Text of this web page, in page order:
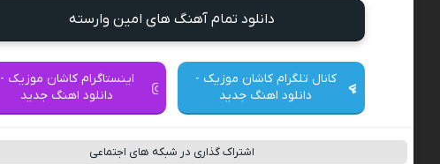
دانلود تمام آهنگ های امین وارسته
کانال تلگرام کاشان موزیک -
دانلود اهنگ جدید
اینستاگرام کاشان موزیک -
دانلود اهنگ جدید
اشتراک گذاری در شبکه های اجتماعی